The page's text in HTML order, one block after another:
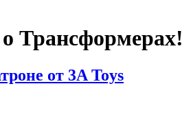
Трансформерах!
от 3A Toys